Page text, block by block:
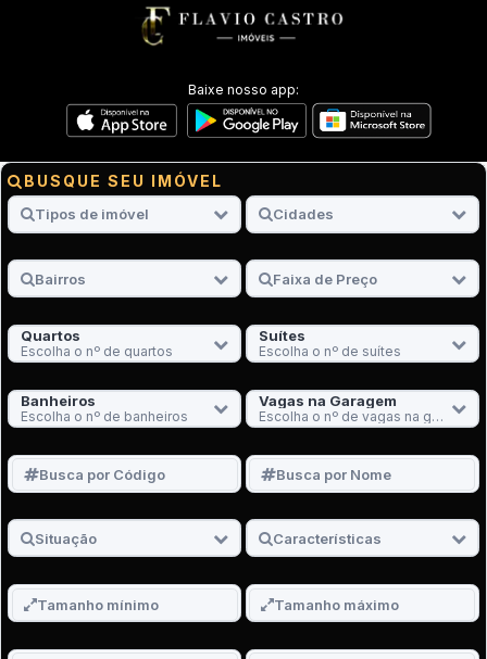
Baixe nosso app:
BUSQUE SEU IMÓVEL
Quartos
Escolha o nº de quartos
Suítes
Escolha o nº de suítes
Banheiros
Escolha o nº de banheiros
Vagas na Garagem
Escolha o nº de vagas na garagem